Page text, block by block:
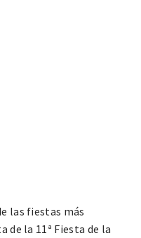
las fiestas más
la 11ª Fiesta de la